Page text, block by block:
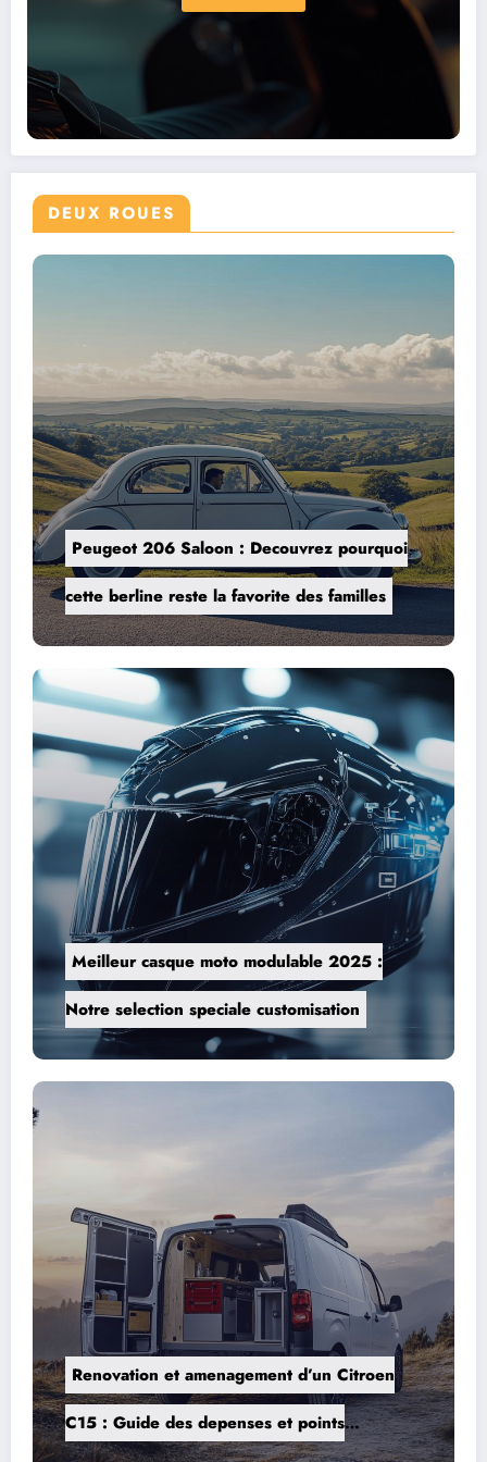
DEUX ROUES
Peugeot 206 Saloon : Decouvrez pourquoi
cette berline reste la favorite des familles
Meilleur casque moto modulable 2025 :
Notre selection speciale customisation
Renovation et amenagement d’un Citroen
C15 : Guide des depenses et points